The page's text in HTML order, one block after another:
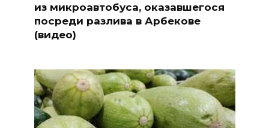
из микроавтобуса, оказавшегося
посреди разлива в Арбекове
(видео)